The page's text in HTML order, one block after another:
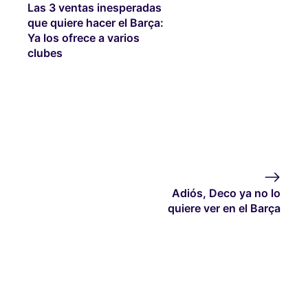
Las 3 ventas inesperadas
que quiere hacer el Barça:
Ya los ofrece a varios
clubes
Adiós, Deco ya no lo
quiere ver en el Barça